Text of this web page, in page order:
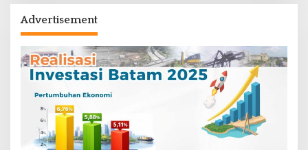
Advertisement